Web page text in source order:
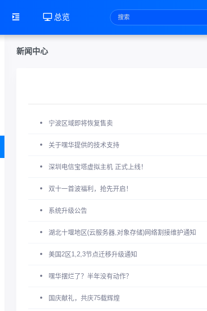
总览
新闻中心
宁波区域即将恢复售卖
关于嘿华提供的技术支持
深圳电信宝塔虚拟主机 正式上线！
双十一首波福利，抢先开启！
系统升级公告
湖北十堰地区(云服务器,对象存储)网络割接维护通知
美国2区1,2,3节点迁移升级通知
嘿华摆烂了？半年没有动作？
国庆献礼，共庆75载辉煌